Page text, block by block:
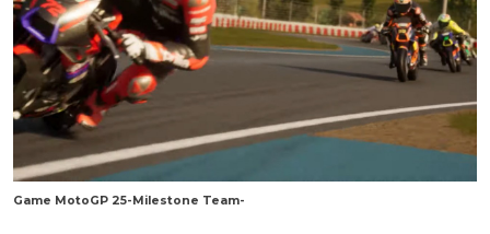
Game MotoGP 25-Milestone Team-